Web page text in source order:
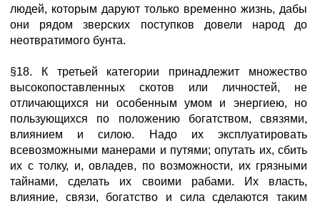
людей, которым даруют только временно жизнь, дабы
они рядом зверских поступков довели народ до
неотвратимого бунта.
§18. К третьей категории принадлежит множество
высокопоставленных скотов или личностей, не
отличающихся ни особенным умом и энергиею, но
пользующихся по положению богатством, связями,
влиянием и силою. Надо их эксплуатировать
всевозможными манерами и путями; опутать их, сбить
их с толку, и, овладев, по возможности, их грязными
тайнами, сделать их своими рабами. Их власть,
влияние, связи, богатство и сила сделаются таким